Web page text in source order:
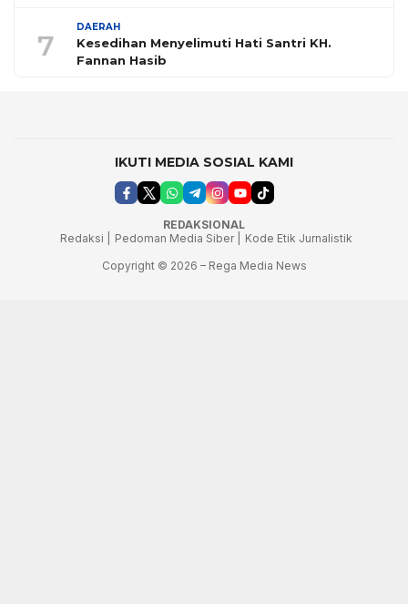
7
DAERAH
Kesedihan Menyelimuti Hati Santri KH.
Fannan Hasib
IKUTI MEDIA SOSIAL KAMI
REDAKSIONAL
Redaksi |
Pedoman Media Siber |
Kode Etik Jurnalistik
Copyright © 2026 – Rega Media News